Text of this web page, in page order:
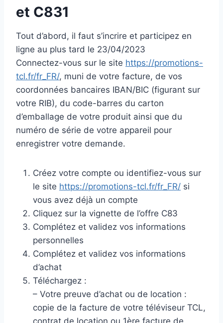
et C831
Tout d’abord, il faut s’incrire et participez en
ligne au plus tard le 23/04/2023
Connectez-vous sur le site https://promotions-
tcl.fr/fr_FR/, muni de votre facture, de vos
coordonnées bancaires IBAN/BIC (figurant sur
votre RIB), du code-barres du carton
d’emballage de votre produit ainsi que du
numéro de série de votre appareil pour
enregistrer votre demande.
Créez votre compte ou identifiez-vous sur
le site https://promotions-tcl.fr/fr_FR/ si
vous avez déjà un compte
Cliquez sur la vignette de l’offre C83
Complétez et validez vos informations
personnelles
Complétez et validez vos informations
d’achat
Téléchargez :
– Votre preuve d’achat ou de location :
copie de la facture de votre téléviseur TCL,
contrat de location ou 1ère facture de